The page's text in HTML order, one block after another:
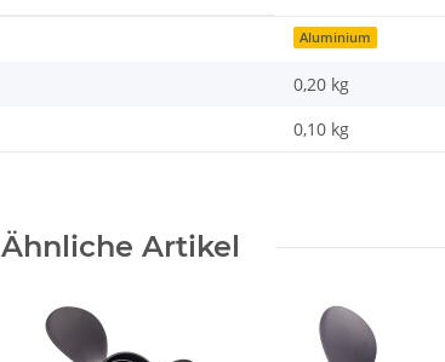
Aluminium
0,20 kg
0,10 kg
Ähnliche Artikel